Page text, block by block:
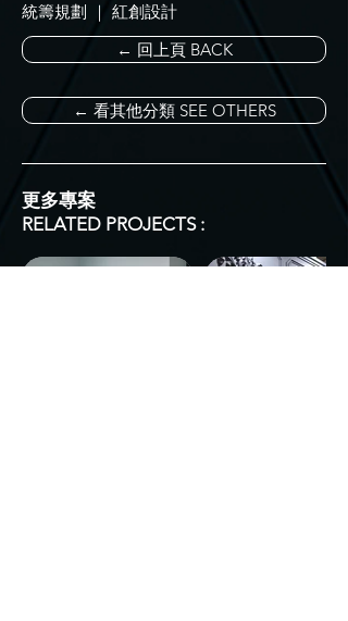
← 回上頁 BACK
← 看其他分類 SEE OTHERS
更多專案
RELATED PROJECTS :
統籌規劃 ｜ 紅創設計